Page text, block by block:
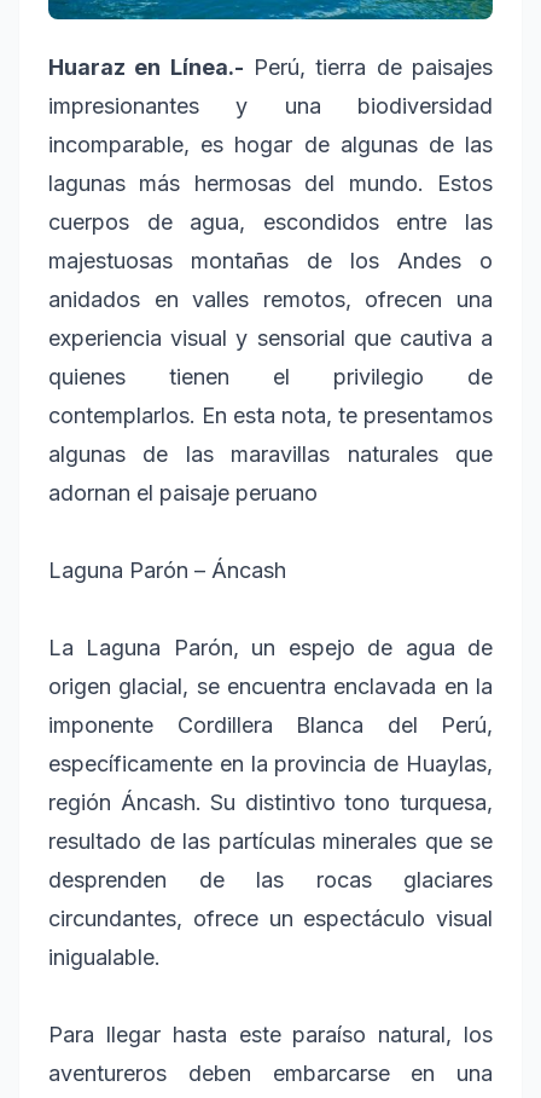
Huaraz en Línea.- Perú, tierra de paisajes
impresionantes y una biodiversidad
incomparable, es hogar de algunas de las
lagunas más hermosas del mundo. Estos
cuerpos de agua, escondidos entre las
majestuosas montañas de los Andes o
anidados en valles remotos, ofrecen una
experiencia visual y sensorial que cautiva a
quienes tienen el privilegio de
contemplarlos. En esta nota, te presentamos
algunas de las maravillas naturales que
adornan el paisaje peruano
Laguna Parón – Áncash
La Laguna Parón, un espejo de agua de
origen glacial, se encuentra enclavada en la
imponente Cordillera Blanca del Perú,
específicamente en la provincia de Huaylas,
región Áncash. Su distintivo tono turquesa,
resultado de las partículas minerales que se
desprenden de las rocas glaciares
circundantes, ofrece un espectáculo visual
inigualable.
Para llegar hasta este paraíso natural, los
aventureros deben embarcarse en una